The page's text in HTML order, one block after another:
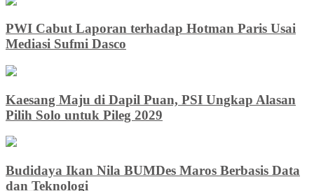
PWI Cabut Laporan terhadap Hotman Paris Usai
Mediasi Sufmi Dasco
Kaesang Maju di Dapil Puan, PSI Ungkap Alasan
Pilih Solo untuk Pileg 2029
Budidaya Ikan Nila BUMDes Maros Berbasis Data
dan Teknologi